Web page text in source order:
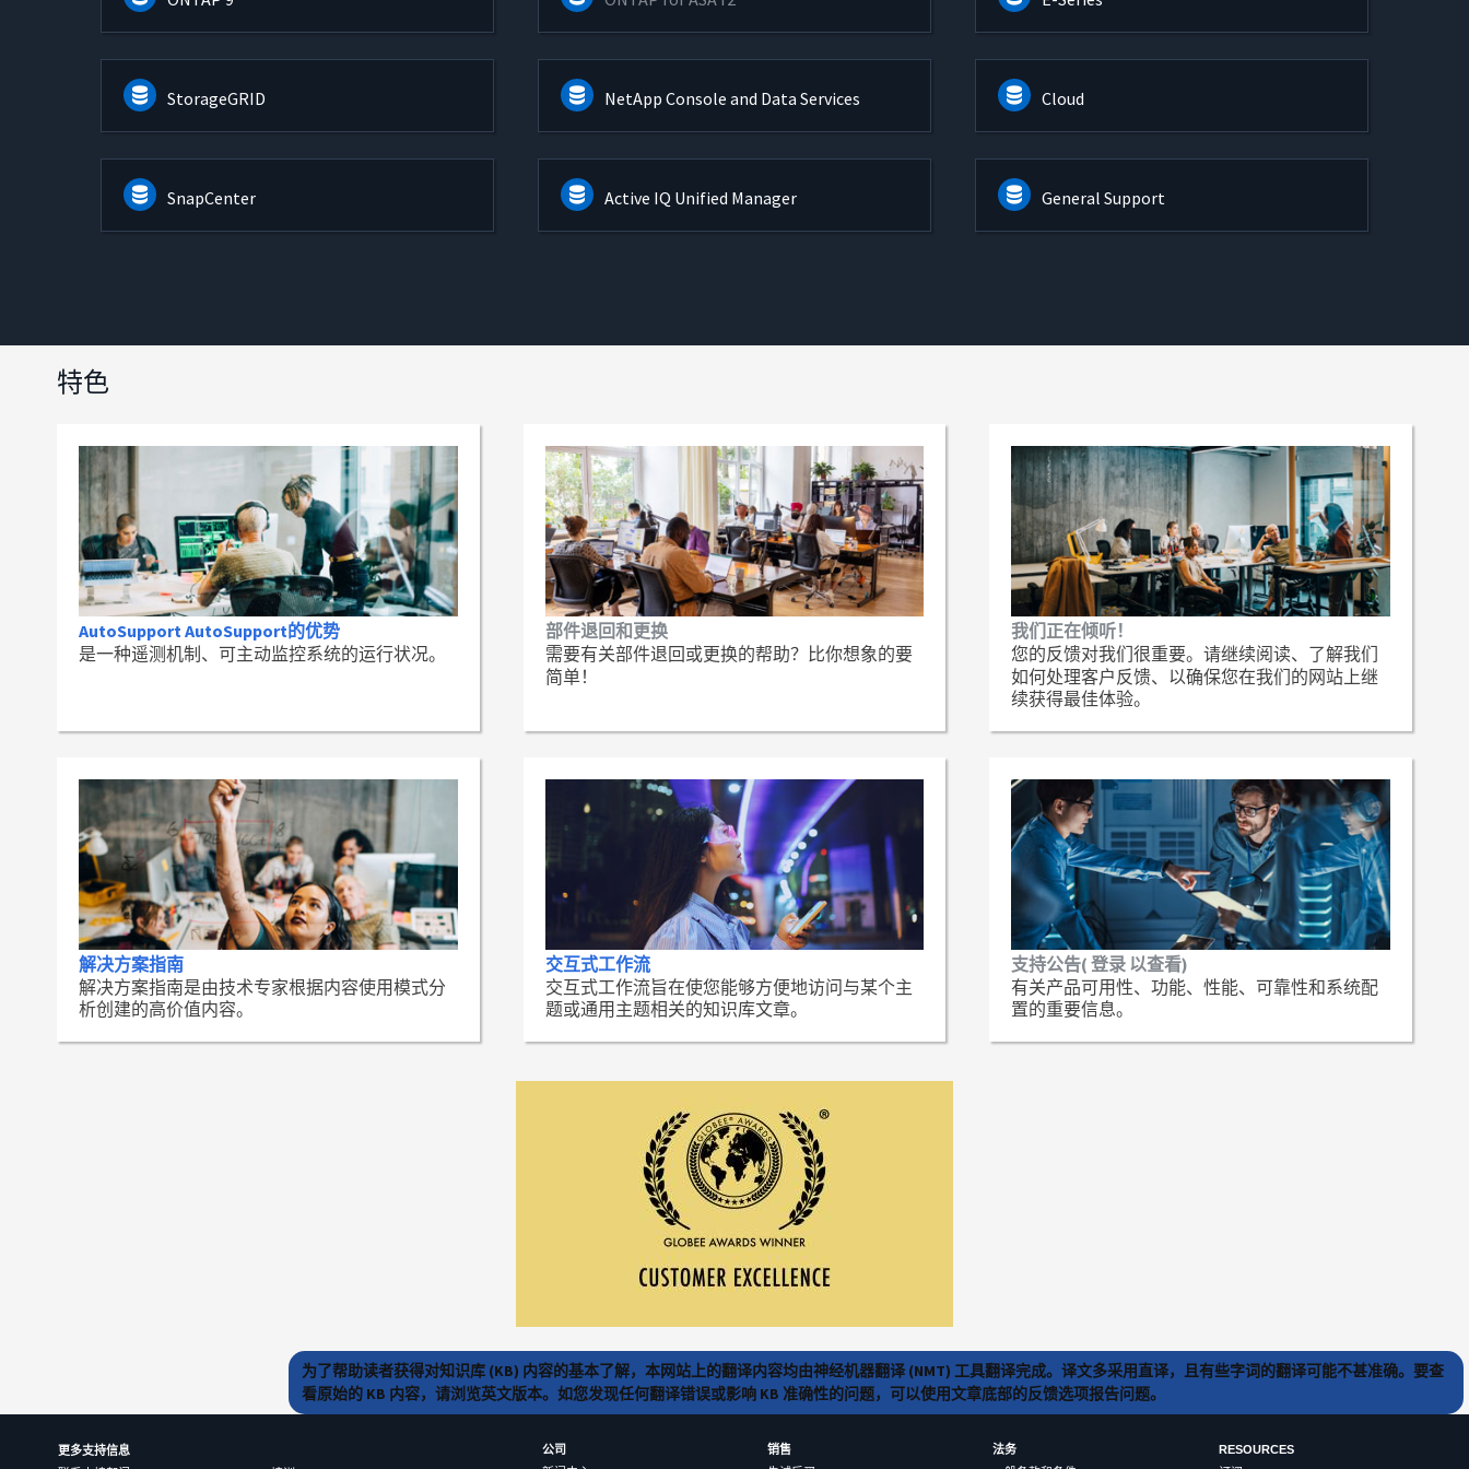
StorageGRID NetApp Console and Data Services Cloud
SnapCenter Active IQ Unified Manager General Support
特色
AutoSupport AutoSupport的优势
是一种遥测机制、可主动监控系统的运行状况。
部件退回和更换
需要有关部件退回或更换的帮助？比你想象的要
简单！
我们正在倾听！
您的反馈对我们很重要。请继续阅读、了解我们
如何处理客户反馈、以确保您在我们的网站上继
续获得最佳体验。
解决方案指南
解决方案指南是由技术专家根据内容使用模式分
析创建的高价值内容。
交互式工作流
交互式工作流旨在使您能够方便地访问与某个主
题或通用主题相关的知识库文章。
支持公告( 登录 以查看)
有关产品可用性、功能、性能、可靠性和系统配
置的重要信息。
为了帮助读者获得对知识库 (KB) 内容的基本了解，本网站上的翻译内容均由神经机器翻译 (NMT) 工具翻译完成。译文多采用直译，且有些字词的翻译可能不甚准确。要查
看原始的 KB 内容，请浏览英文版本。如您发现任何翻译错误或影响 KB 准确性的问题，可以使用文章底部的反馈选项报告问题。
更多支持信息
公司
销售
法务
RESOURCES